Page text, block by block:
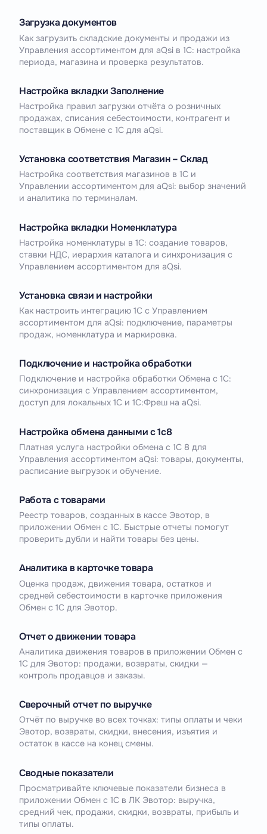
Загрузка документов
Как загрузить складские документы и продажи из
Управления ассортиментом для aQsi в 1С: настройка
периода, магазина и проверка результатов.
Настройка вкладки Заполнение
Настройка правил загрузки отчёта о розничных
продажах, списания себестоимости, контрагент и
поставщик в Обмене с 1С для aQsi.
Установка соответствия Магазин – Склад
Настройка соответствия магазинов в 1С и
Управлении ассортиментом для aQsi: выбор значений
и аналитика по терминалам.
Настройка вкладки Номенклатура
Настройка номенклатуры в 1С: создание товаров,
ставки НДС, иерархия каталога и синхронизация с
Управлением ассортиментом для aQsi.
Установка связи и настройки
Как настроить интеграцию 1С с Управлением
ассортиментом для aQsi: подключение, параметры
продаж, номенклатура и маркировка.
Подключение и настройка обработки
Подключение и настройка обработки Обмена с 1С:
синхронизация с Управлением ассортиментом,
доступ для локальных 1С и 1С:Фреш на aQsi.
Настройка обмена данными с 1c8
Платная услуга настройки обмена с 1С 8 для
Управления ассортиментом aQsi: товары, документы,
расписание выгрузок и обучение.
Работа с товарами
Реестр товаров, созданных в кассе Эвотор, в
приложении Обмен с 1С. Быстрые отчеты помогут
проверить дубли и найти товары без цены.
Аналитика в карточке товара
Оценка продаж, движения товара, остатков и
средней себестоимости в карточке приложения
Обмен с 1С для Эвотор.
Отчет о движении товара
Аналитика движения товаров в приложении Обмен с
1С для Эвотор: продажи, возвраты, скидки —
контроль продавцов и заказы.
Сверочный отчет по выручке
Отчёт по выручке во всех точках: типы оплаты и чеки
Эвотор, возвраты, скидки, внесения, изъятия и
остаток в кассе на конец смены.
Сводные показатели
Просматривайте ключевые показатели бизнеса в
приложении Обмен с 1С в ЛК Эвотор: выручка,
средний чек, продажи, скидки, возвраты, прибыль и
типы оплаты.